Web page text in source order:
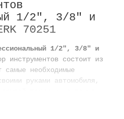
1/2", 3/8" и
70251
1/2", 3/8" и
инструментов состоит из
самые необходимые
руками автомобиля,
техники, а также
Для каждого инструмента